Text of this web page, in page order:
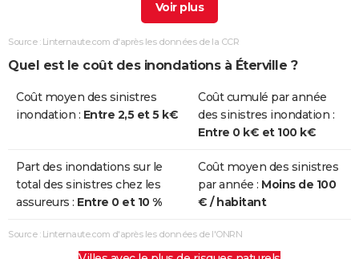
et/ou
Boue
25/12/1999 29/12/1999
Inondations
et/ou
17/01/1995 31/01/1995 15 j Oui
Inondations
et/ou
Coulées de
15/01/1988 25/02/1988 42 j Oui
Source : Linternaute.com d'après les données de la CCR
Quel est le coût des inondations à Éterville ?
Coût moyen des sinistres
inondation : Entre 2,5 et 5 k€
Coût cumulé par année
des sinistres inondation :
Entre 0 k€ et 100 k€
Part des inondations sur le
total des sinistres chez les
assureurs : Entre 0 et 10 %
Coût moyen des sinistres
par année : Moins de 100
€ / habitant
Source : Linternaute.com d'après les données de l'ONRN